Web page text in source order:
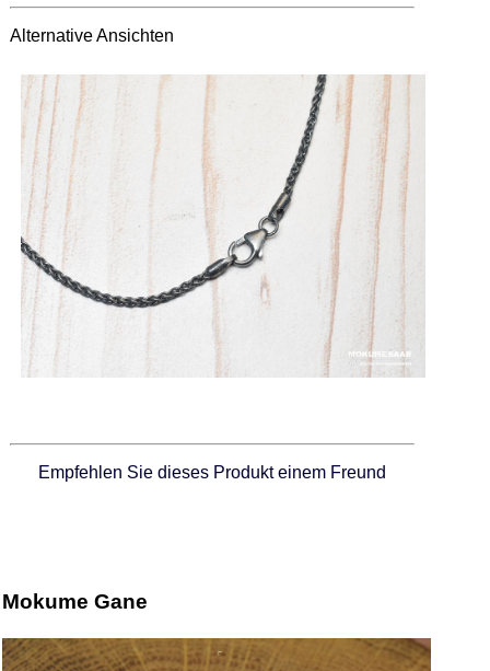
Alternative Ansichten
Empfehlen Sie dieses Produkt einem Freund
Mokume Gane